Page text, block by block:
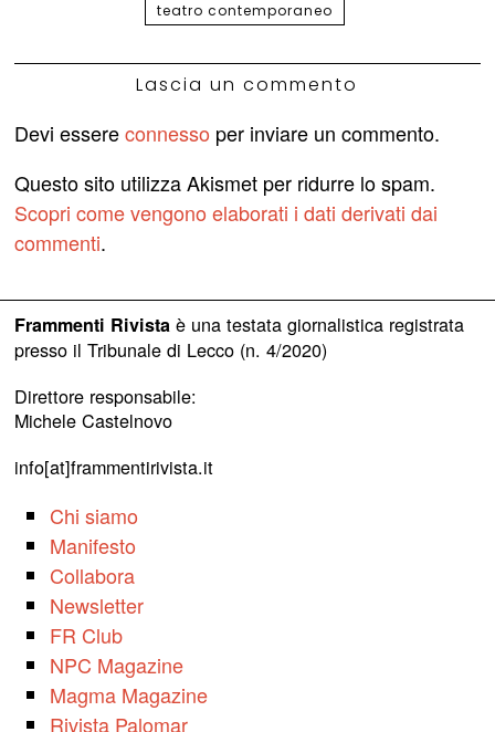
teatro contemporaneo
Lascia un commento
Devi essereconnesso per inviare un commento.
Questo sito utilizza Akismet per ridurre lo spam.
Scopri come vengono elaborati i dati derivati dai
commenti.
Frammenti Rivistaè una testata giornalistica registrata
presso il Tribunale di Lecco (n. 4/2020)
Direttore responsabile:
Michele Castelnovo
info[at]frammentirivista.it
Chi siamo
Manifesto
Collabora
Newsletter
FR Club
NPC Magazine
Magma Magazine
Rivista Palomar